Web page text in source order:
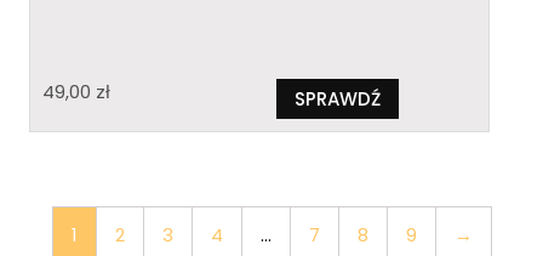
49,00 zł SPRAWDŹ
1 2 3 4 … 7 8 9 →